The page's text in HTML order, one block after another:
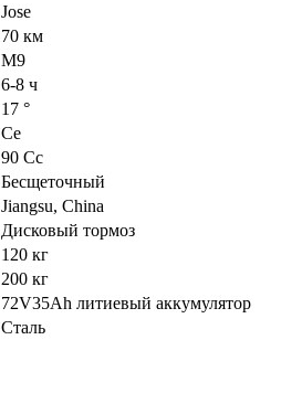
Jose
70 км
M9
6-8 ч
17 °
Ce
90 Cc
Бесщеточный
Jiangsu, China
Дисковый тормоз
120 кг
200 кг
72V35Ah литиевый аккумулятор
Сталь